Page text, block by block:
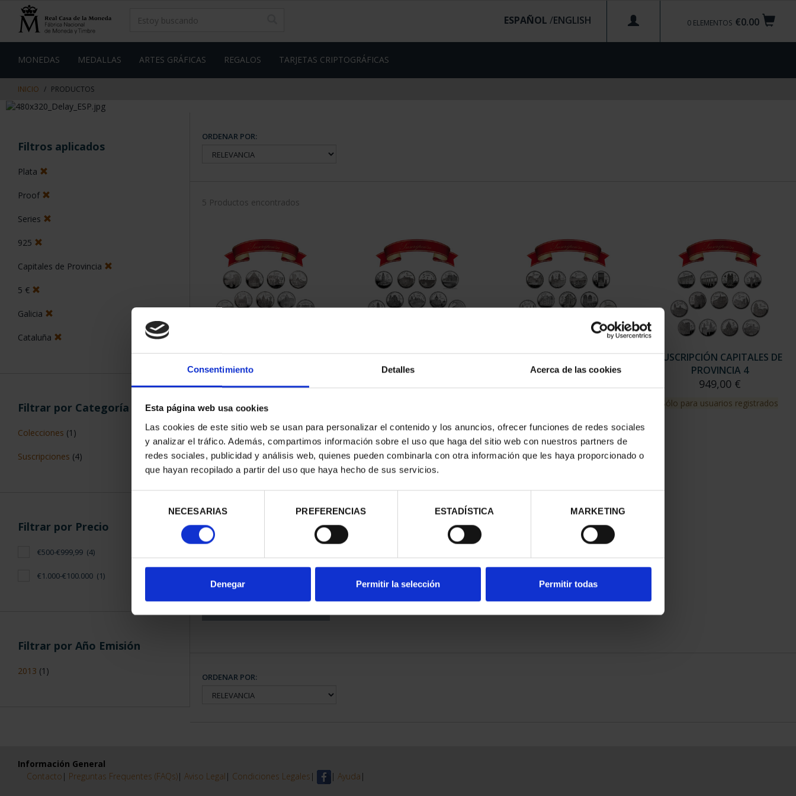
Consentimiento Detalles Acerca de las cookies
Esta página web usa cookies
Las cookies de este sitio web se usan para personalizar el contenido y los anuncios, ofrecer funciones de redes sociales
y analizar el tráfico. Además, compartimos información sobre el uso que haga del sitio web con nuestros partners de
redes sociales, publicidad y análisis web, quienes pueden combinarla con otra información que les haya proporcionado o
que hayan recopilado a partir del uso que haya hecho de sus servicios.
consentimiento
NECESARIAS PREFERENCIAS ESTADÍSTICA MARKETING
Denegar Permitir la selección Permitir todas
contenido
de
€0.00
0 ELEMENTOS
ESPAÑOL /
MONEDAS MEDALLAS ARTES GRÁFICAS REGALOS TARJETAS CRIPTOGRÁFICAS
INICIO PRODUCTOS
Filtros aplicados
Plata
Proof
Series
925
Capitales de Provincia
5 €
Galicia
Cataluña
Filtrar por Categoría
Colecciones (1)
Suscripciones (4)
Filtrar por Precio
€500-€999,99 (4)
€1.000-€100.000 (1)
Filtrar por Año Emisión
2013 (1)
ORDENAR POR:
5 Productos encontrados
SUSCRIPCIÓN CAPITALES DE
PROVINCIA 1
949,00 €
Sólo para usuarios registrados
SUSCRIPCIÓN CAPITALES DE
PROVINCIA 2
949,00 €
SUSCRIPCIÓN CAPITALES DE
PROVINCIA 3
949,00 €
SUSCRIPCIÓN CAPITALES DE
PROVINCIA 4
949,00 €
Sólo para usuarios registrados
COLECCION COMPLET...
3.796,00 €
ORDENAR POR:
Información General
Contacto | Preguntas Frequentes (FAQs)| Aviso Legal | Condiciones Legales | | Ayuda |